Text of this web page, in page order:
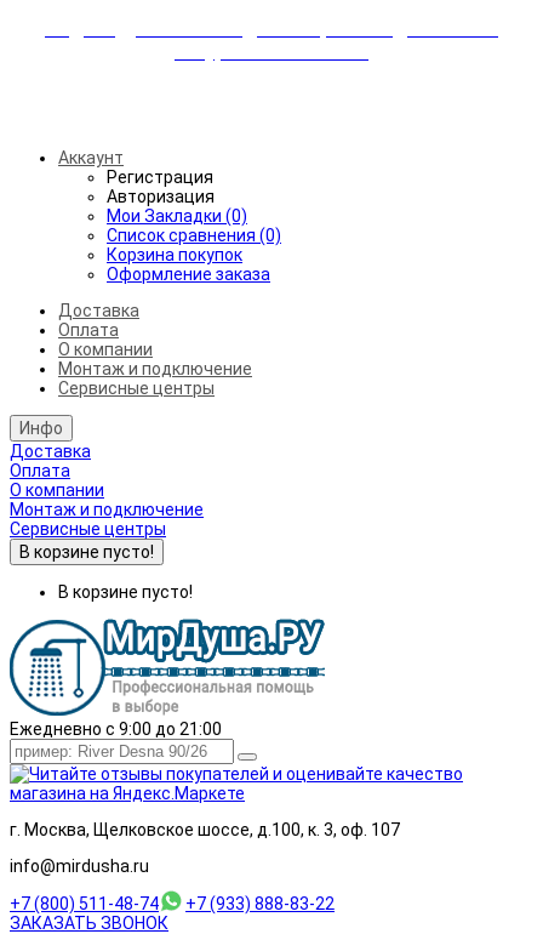
Аккаунт
Регистрация
Авторизация
Мои Закладки (0)
Список сравнения (0)
Корзина покупок
Оформление заказа
Доставка
Оплата
О компании
Монтаж и подключение
Сервисные центры
Инфо
Доставка
Оплата
О компании
Монтаж и подключение
Сервисные центры
В корзине пусто!
В корзине пусто!
Ежедневно с 9:00 до 21:00
г. Москва, Щелковское шоссе, д.100, к. 3, оф. 107
info@mirdusha.ru
+7 (800) 511-48-74
+7 (933) 888-83-22
ЗАКАЗАТЬ ЗВОНОК